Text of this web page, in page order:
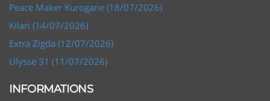
Peace Maker Kurogane (18/07/2026)
Kilari (14/07/2026)
Extra Zigda (12/07/2026)
Ulysse 31 (11/07/2026)
INFORMATIONS